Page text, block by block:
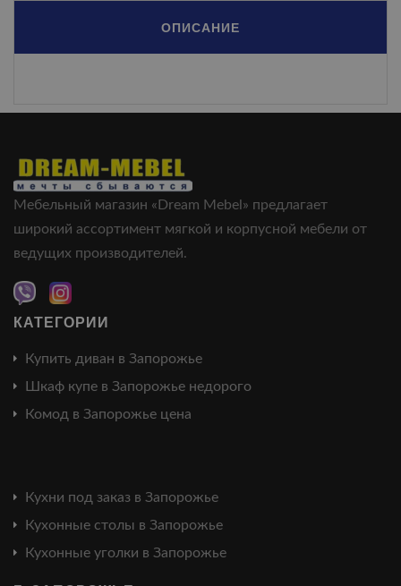
ОПИСАНИЕ
Мебельный магазин «Dream Mebel» предлагает
широкий ассортимент мягкой и корпусной мебели от
ведущих производителей.
КАТЕГОРИИ
Купить диван в Запорожье
Шкаф купе в Запорожье недорого
Комод в Запорожье цена
Кухни под заказ в Запорожье
Кухонные столы в Запорожье
Кухонные уголки в Запорожье